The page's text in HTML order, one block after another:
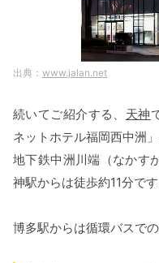
www.jalan.net
続いてご紹介する、 天神
ネットホテル福岡西中洲」
地下鉄中洲川端（なかす
神駅からは徒歩約11分です
博多駅からは循環バスで